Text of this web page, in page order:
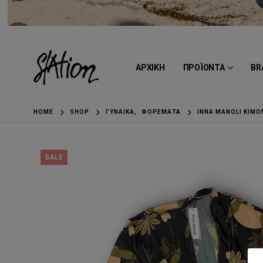
ΑΡΧΙΚΗ ΠΡΟΪΟΝΤΑ
HOME SHOP ΓΥΝΑΊΚΑ ΦΟΡΈΜΑΤΑ INNA MANOLI
SALE